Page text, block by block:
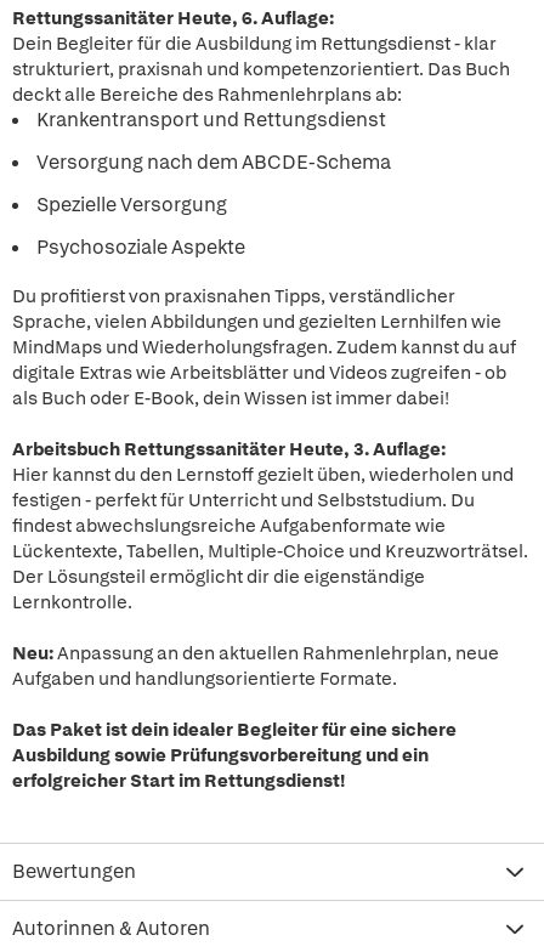
Rettungssanitäter Heute, 6. Auflage:
Dein Begleiter für die Ausbildung im Rettungsdienst - klar
strukturiert, praxisnah und kompetenzorientiert. Das Buch
deckt alle Bereiche des Rahmenlehrplans ab:
Krankentransport und Rettungsdienst
Versorgung nach dem ABCDE-Schema
Spezielle Versorgung
Psychosoziale Aspekte
Du profitierst von praxisnahen Tipps, verständlicher
Sprache, vielen Abbildungen und gezielten Lernhilfen wie
MindMaps und Wiederholungsfragen. Zudem kannst du auf
digitale Extras wie Arbeitsblätter und Videos zugreifen - ob
als Buch oder E-Book, dein Wissen ist immer dabei!
Arbeitsbuch Rettungssanitäter Heute, 3. Auflage:
Hier kannst du den Lernstoff gezielt üben, wiederholen und
festigen - perfekt für Unterricht und Selbststudium. Du
findest abwechslungsreiche Aufgabenformate wie
Lückentexte, Tabellen, Multiple-Choice und Kreuzworträtsel.
Der Lösungsteil ermöglicht dir die eigenständige
Lernkontrolle.
Neu:Anpassung an den aktuellen Rahmenlehrplan, neue
Aufgaben und handlungsorientierte Formate.
Das Paket ist dein idealer Begleiter für eine sichere
Ausbildung sowie Prüfungsvorbereitung und ein
erfolgreicher Start im Rettungsdienst!
Bewertungen
Autorinnen & Autoren